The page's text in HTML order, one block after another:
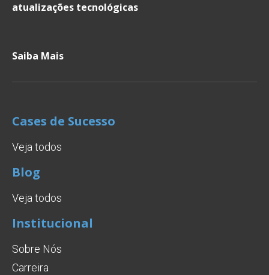
atualizações tecnológicas
Saiba Mais
Cases de Sucesso
Veja todos
Blog
Veja todos
Institucional
Sobre Nós
Carreira